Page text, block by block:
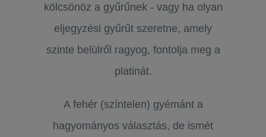
kölcsönöz a gyűrűnek - vagy ha olyan
eljegyzési gyűrűt szeretne, amely
szinte belülről ragyog, fontolja meg a
platinát.
A fehér (színtelen) gyémánt a
hagyományos választás, de ismét